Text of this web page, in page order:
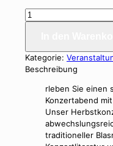
Eintrittskarte
Herbstkonzert
Menge
Kategorie:
Beschreibung
rleben Sie einen
Konzertabend
Unser
traditioneller